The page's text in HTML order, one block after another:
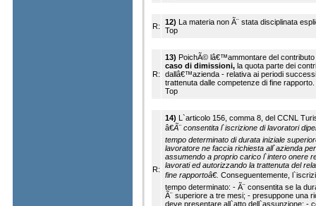
R: 12) La materia non Ã¨ stata disciplinata
Top
R:
13) PoichÃ© lâ€™ammontare del
caso di dimissioni, la quota parte dei
dallâ€™azienda - relativa ai periodi
trattenuta dalle competenze di fine rapporto.
Top
R:
14) L`articolo 156, comma 8, del CCNL
â€Ã¨ consentita l`iscrizione di lavoratori
tempo determinato di durata iniziale
lavoratore ne faccia richiesta all`azienda
assumendo a proprio carico l`intero onere
lavorati ed autorizzando la trattenuta del
fine rapportoâ€. Conseguentemente,
tempo determinato: - Ã¨ consentita se la
Ã¨ superiore a tre mesi; - presuppone una
deve presentare all`atto dell`assunzione; -